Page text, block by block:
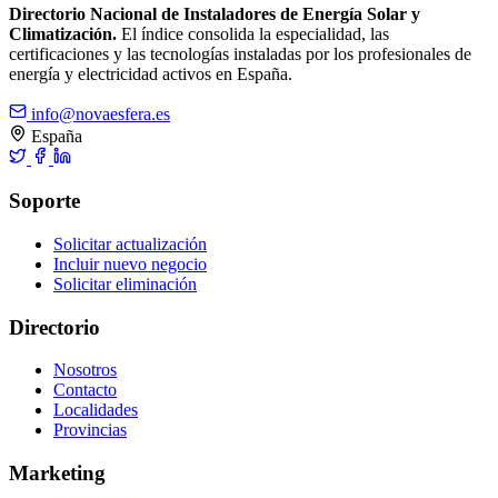
Directorio Nacional de Instaladores de Energía Solar y
Climatización. El índice consolida la especialidad, las
certificaciones y las tecnologías instaladas por los profesionales de
energía y electricidad activos en España.
info@novaesfera.es
España
Soporte
Solicitar actualización
Incluir nuevo negocio
Solicitar eliminación
Directorio
Nosotros
Contacto
Localidades
Provincias
Marketing